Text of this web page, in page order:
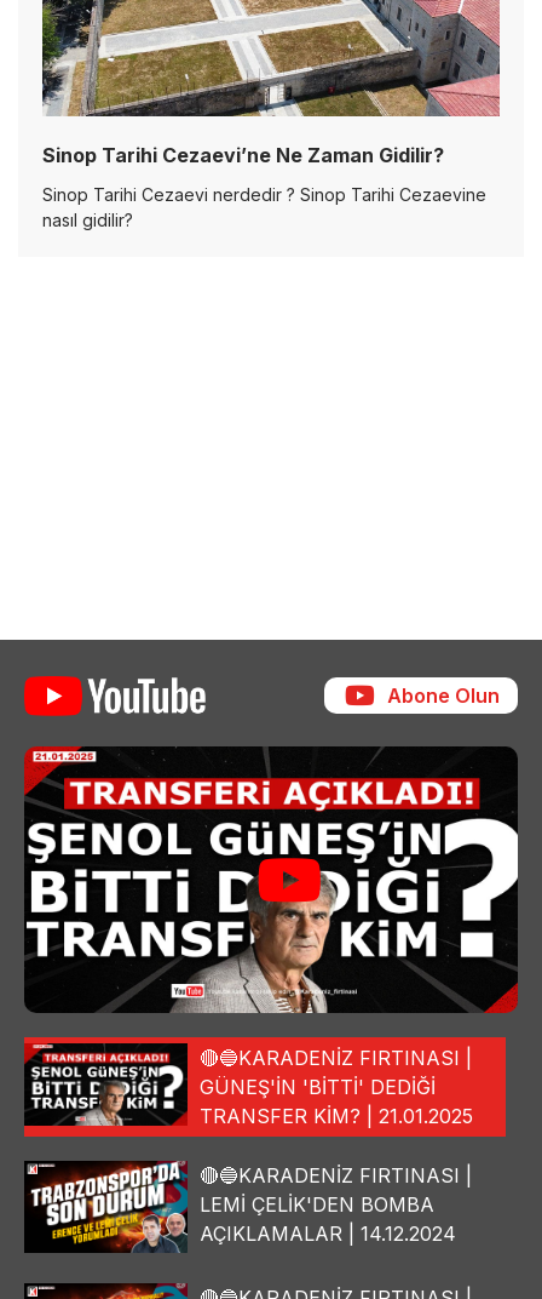
Sinop Tarihi Cezaevi’ne Ne Zaman Gidilir?
Sinop Tarihi Cezaevi nerdedir ? Sinop Tarihi Cezaevine
nasıl gidilir?
Abone Olun
🔴🔵KARADENİZ FIRTINASI |
GÜNEŞ'İN 'BİTTİ' DEDİĞİ
TRANSFER KİM? | 21.01.2025
🔴🔵KARADENİZ FIRTINASI |
LEMİ ÇELİK'DEN BOMBA
AÇIKLAMALAR | 14.12.2024